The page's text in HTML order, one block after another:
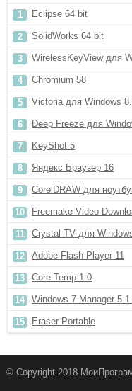
Eclipse 64 bit
SolidWorks 64 bit
WirelessKeyView для
Chromium 58
Victoria для Windows
Deep Freeze для
KeyShot 5
Яндекс Браузер 16
CorelDRAW для
Freemake Video
Crystal TV для
Adobe Flash Player 11
Core Temp 1.0
Windows 7 Manager
Eraser Portable
© Copyright 2018